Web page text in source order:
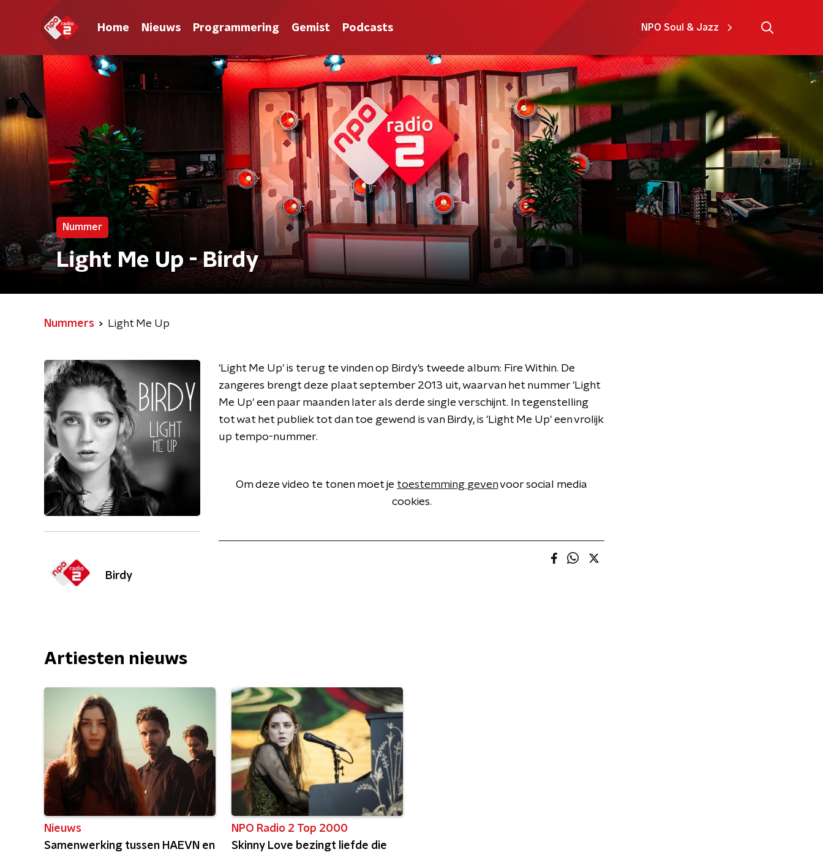
Home Nieuws Programmering Gemist Podcasts NPO Soul & Jazz
Nummer
Light Me Up - Birdy
Nummers Light Me Up
Birdy
'Light Me Up' is terug te vinden op Birdy's tweede album: Fire Within. De
zangeres brengt deze plaat september 2013 uit, waarvan het nummer 'Light
Me Up' een paar maanden later als derde single verschijnt. In tegenstelling
tot wat het publiek tot dan toe gewend is van Birdy, is 'Light Me Up' een vrolijk
up tempo-nummer.
Om deze video te tonen moet je toestemming gevenvoor social media
cookies.
Artiesten nieuws
Nieuws
Samenwerking tussen HAEVN en
NPO Radio 2 Top 2000
Skinny Love bezingt liefde die